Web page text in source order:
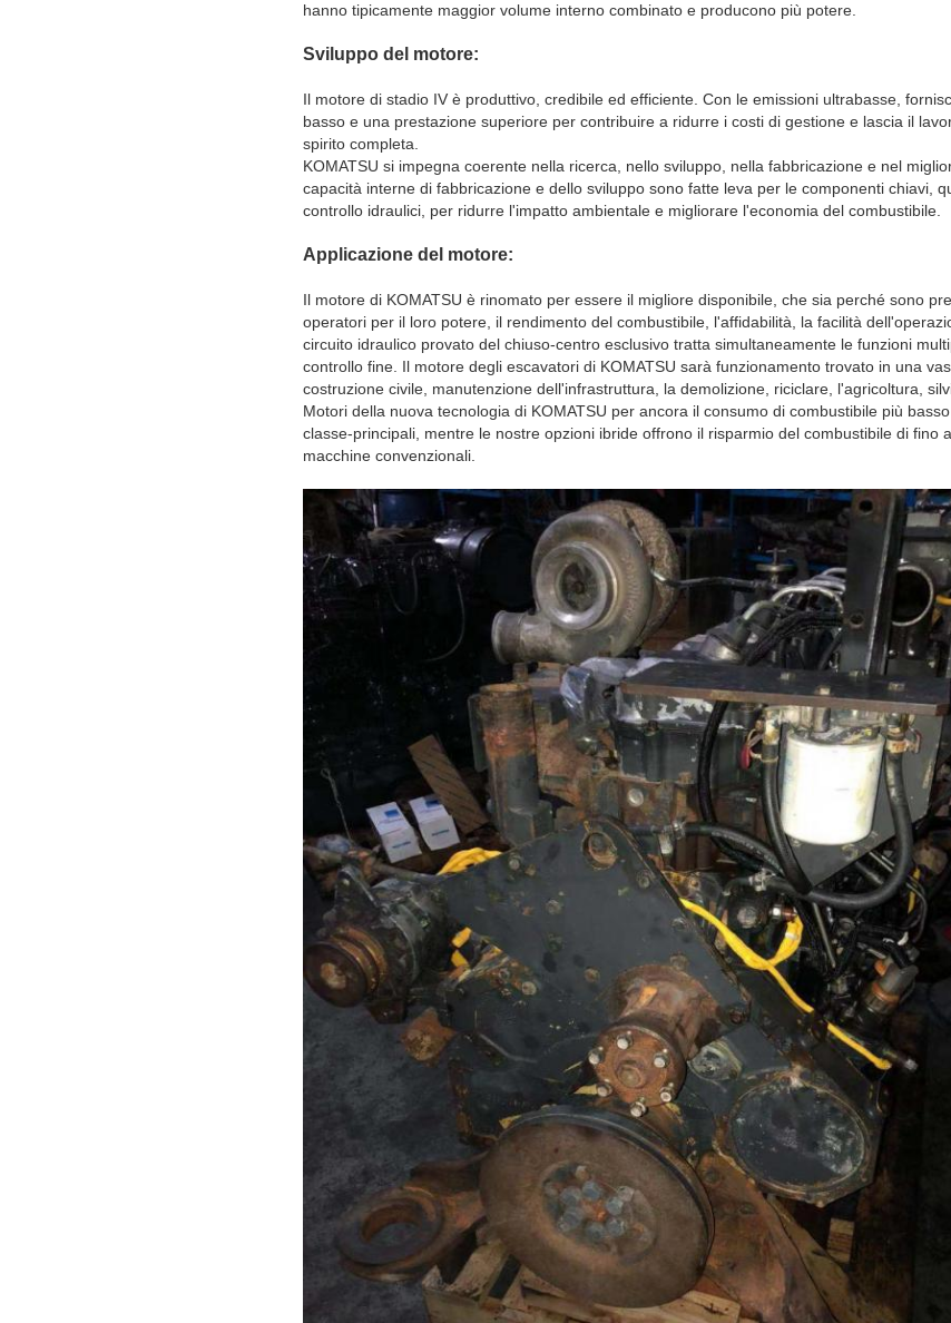
hanno tipicamente maggior volume interno combinato e producono più potere.
Sviluppo del motore:
Il motore di stadio IV è produttivo, credibile ed efficiente. Con le emissioni ultrabasse,
basso e una prestazione superiore per contribuire a ridurre i costi di gestione e lascia il
spirito completa.
KOMATSU si impegna coerente nella ricerca, nello sviluppo, nella fabbricazione e nel
capacità interne di fabbricazione e dello sviluppo sono fatte leva per le componenti chiavi,
controllo idraulici, per ridurre l'impatto ambientale e migliorare l'economia del combustibile.
Applicazione del motore:
Il motore di KOMATSU è rinomato per essere il migliore disponibile, che sia perché sono
operatori per il loro potere, il rendimento del combustibile, l'affidabilità, la facilità
circuito idraulico provato del chiuso-centro esclusivo tratta simultaneamente le funzioni
controllo fine. Il motore degli escavatori di KOMATSU sarà funzionamento trovato in una
costruzione civile, manutenzione dell'infrastruttura, la demolizione, riciclare, l'agricoltura,
Motori della nuova tecnologia di KOMATSU per ancora il consumo di combustibile più
classe-principali, mentre le nostre opzioni ibride offrono il risparmio del combustibile di fino
macchine convenzionali.